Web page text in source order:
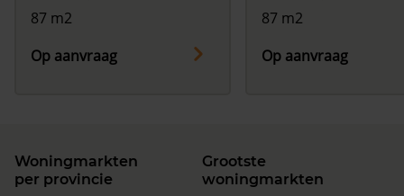
87 m2
Op aanvraag
87 m2
Op aanvraag
Woningmarkten
per provincie
Grootste
woningmarkten